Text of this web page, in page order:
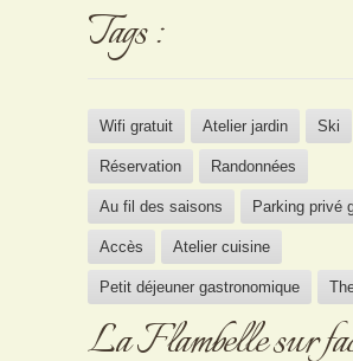
Tags :
Wifi gratuit Atelier jardin Ski
Réservation Randonnées
Au fil des saisons Parking privé
Accès Atelier cuisine
Petit déjeuner gastronomique
La Flambelle sur